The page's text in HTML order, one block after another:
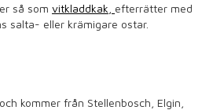
så som vitkladdkak, efterrätter med
salta- eller krämigare ostar.
kommer från Stellenbosch, Elgin,